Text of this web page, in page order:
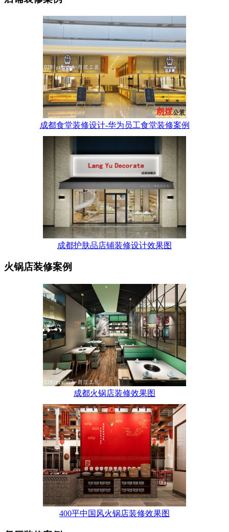
成都食堂装修设计-华为员工食堂装修案例
成都护肤品店铺装修设计效果图
火锅店装修案例
成都火锅店装修效果图
400平中国风火锅店装修效果图